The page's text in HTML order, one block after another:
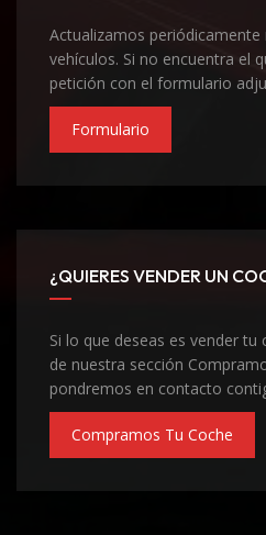
Actualizamos
vehículos. Si no encuentra el
petición con el formulario
Formulario
¿QUIERES VENDER UN
Si lo que deseas es vender tu
de nuestra sección
pondremos en contacto
Compramos Tu Coche